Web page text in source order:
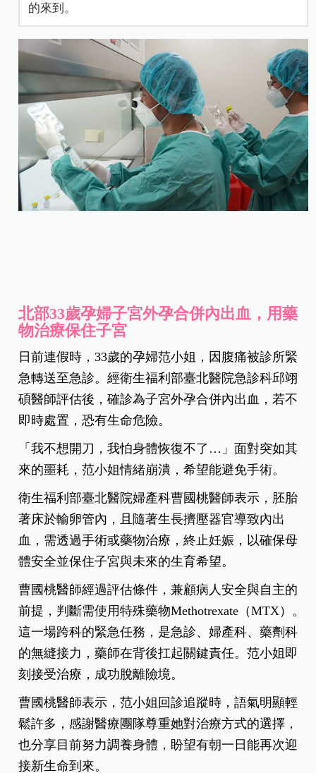
的來到。
北部33歲孕婦子宮外孕合併內出血，用藥
物治療保住子宮
日前連假時，33歲的孕婦范小姐，因腹痛被診所緊
急轉送至急診。經衛生福利部臺北醫院急診科邱翊
碩醫師評估後，確診為子宮外孕合併內出血，若不
即時處置，恐有生命危險。
「我不想開刀，我怕身體恢復不了…」面對突如其
來的噩耗，范小姐情緒崩潰，希望能避免手術。
衛生福利部臺北醫院婦產科曹國桃醫師表示，胚胎
著床於輸卵管內，且隨著生長擠壓器官導致內出
血，需透過手術或藥物治療，終止妊娠，以確保母
體安全並保住子宮與未來的生育希望。
曹國桃醫師經過評估條件，兼顧病人安全與自主的
前提，判斷需使用特殊藥物Methotrexate（MTX）。
這一場跨科的緊急任務，是急診、婦產科、藥劑科
的無縫接力，藥師在背後扛起關鍵責任。范小姐即
刻接受治療，成功脫離險境。
曹國桃醫師表示，范小姐回診追蹤時，語氣明顯輕
鬆許多，感謝醫療團隊尊重她對治療方式的選擇，
也分享目前努力調養身體，盼望有朝一日能再次迎
接新生命到來。